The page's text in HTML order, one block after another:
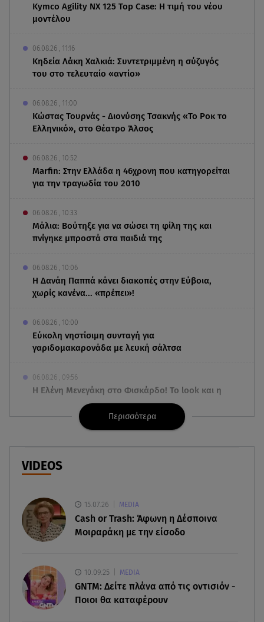
Kymco Agility NX 125 Τοp Case: Η τιμή του νέου
μοντέλου
06.08.26 , 11:16
Κηδεία Λάκη Χαλκιά: Συντετριμμένη η σύζυγός
του στο τελευταίο «αντίο»
06.08.26 , 11:00
Κώστας Τουρνάς - Διονύσης Τσακνής «Το Ροκ το
Ελληνικό», στο Θέατρο Άλσος
06.08.26 , 10:52
Marfin: Στην Ελλάδα η 46χρονη που κατηγορείται
για την τραγωδία του 2010
06.08.26 , 10:33
Μάλια: Βούτηξε για να σώσει τη φίλη της και
πνίγηκε μπροστά στα παιδιά της
06.08.26 , 10:06
Η Δανάη Παππά κάνει διακοπές στην Εύβοια,
χωρίς κανένα... «πρέπει»!
06.08.26 , 10:00
Eύκολη νηστίσιμη συνταγή για
γαριδομακαρονάδα με λευκή σάλτσα
06.08.26 , 09:56
Η Ελένη Μενεγάκη στο Φισκάρδο! Το look και η
βεντάλια που δεν αποχωρίστηκε
Λιάγκας - Αντωνά: Φωτογραφίες από τις glam
Σάκης Ρουβάς: Άφησε τη σκηνή και φόρεσε
στολή μελισσοκόμου στην Κύθνο
06.08.26 , 09:09
την αυτονομία του
06.08.26 , 09:07
Λάμπρος Κωνσταντάρας: «Τα πρώτα μου
Περισσότερα
VIDEOS
15.07.26 MEDIA
Cash or Trash: Άφωνη η Δέσποινα
Μοιραράκη με την είσοδο
10.09.25 MEDIA
GNTM: Δείτε πλάνα από τις οντισιόν -
Ποιοι θα καταφέρουν